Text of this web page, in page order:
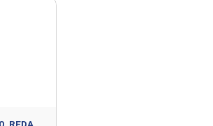
Diapazoane importate
LIAMED.